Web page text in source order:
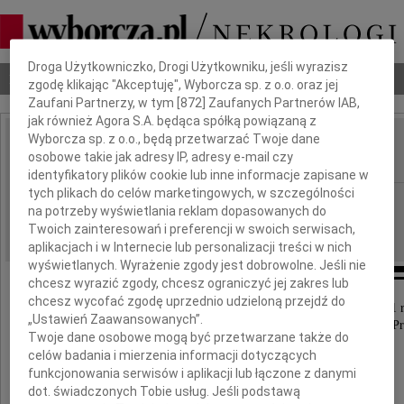
Nekrologi Odeszli Poradnik pogrzebowy
IMIĘ I NAZWISKO: Mirosław Solecki
REGION: Łódź
DATA EMISJI: 24.05.2021
Ze smutkiem zawiadamiamy, że dnia 17 maja 2021
odszedł, mając 99 lat nasz ukochany Ojciec, Dziadek i
Dbamy o Twoją prywatność
Droga Użytkowniczko, Drogi Użytkowniku, jeśli wyrazisz
zgodę klikając "Akceptuję", Wyborcza sp. z o.o. oraz jej
Zaufani Partnerzy, w tym [872 ] Zaufanych Partnerów IAB,
jak również Agora S.A. będąca spółką powiązaną z
Wyborcza sp. z o.o., będą przetwarzać Twoje dane
osobowe takie jak adresy IP, adresy e-mail czy
identyfikatory plików cookie lub inne informacje zapisane w
tych plikach do celów marketingowych, w szczególności
na potrzeby wyświetlania reklam dopasowanych do
Twoich zainteresowań i preferencji w swoich serwisach,
aplikacjach i w Internecie lub personalizacji treści w nich
wyświetlanych. Wyrażenie zgody jest dobrowolne. Jeśli nie
chcesz wyrazić zgody, chcesz ograniczyć jej zakres lub
chcesz wycofać zgodę uprzednio udzieloną przejdź do
„Ustawień Zaawansowanych”.
Twoje dane osobowe mogą być przetwarzane także do
celów badania i mierzenia informacji dotyczących
funkcjonowania serwisów i aplikacji lub łączone z danymi
dot. świadczonych Tobie usług. Jeśli podstawą